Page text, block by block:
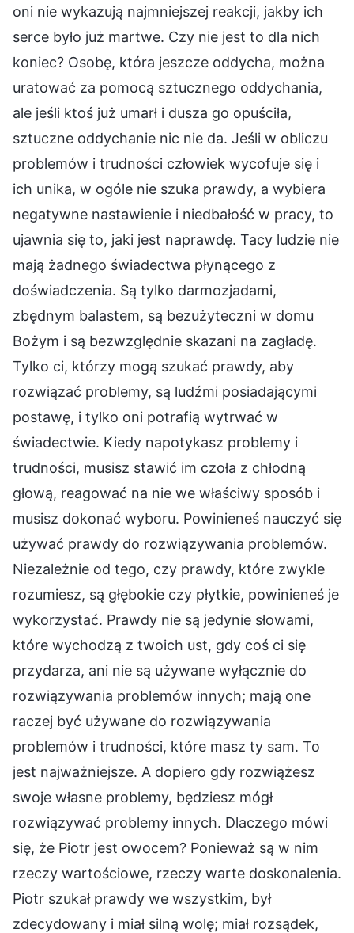
oni nie wykazują najmniejszej reakcji, jakby ich
serce było już martwe. Czy nie jest to dla nich
koniec? Osobę, która jeszcze oddycha, można
uratować za pomocą sztucznego oddychania,
ale jeśli ktoś już umarł i dusza go opuściła,
sztuczne oddychanie nic nie da. Jeśli w obliczu
problemów i trudności człowiek wycofuje się i
ich unika, w ogóle nie szuka prawdy, a wybiera
negatywne nastawienie i niedbałość w pracy, to
ujawnia się to, jaki jest naprawdę. Tacy ludzie nie
mają żadnego świadectwa płynącego z
doświadczenia. Są tylko darmozjadami,
zbędnym balastem, są bezużyteczni w domu
Bożym i są bezwzględnie skazani na zagładę.
Tylko ci, którzy mogą szukać prawdy, aby
rozwiązać problemy, są ludźmi posiadającymi
postawę, i tylko oni potrafią wytrwać w
świadectwie. Kiedy napotykasz problemy i
trudności, musisz stawić im czoła z chłodną
głową, reagować na nie we właściwy sposób i
musisz dokonać wyboru. Powinieneś nauczyć się
używać prawdy do rozwiązywania problemów.
Niezależnie od tego, czy prawdy, które zwykle
rozumiesz, są głębokie czy płytkie, powinieneś je
wykorzystać. Prawdy nie są jedynie słowami,
które wychodzą z twoich ust, gdy coś ci się
przydarza, ani nie są używane wyłącznie do
rozwiązywania problemów innych; mają one
raczej być używane do rozwiązywania
problemów i trudności, które masz ty sam. To
jest najważniejsze. A dopiero gdy rozwiążesz
swoje własne problemy, będziesz mógł
rozwiązywać problemy innych. Dlaczego mówi
się, że Piotr jest owocem? Ponieważ są w nim
rzeczy wartościowe, rzeczy warte doskonalenia.
Piotr szukał prawdy we wszystkim, był
zdecydowany i miał silną wolę; miał rozsądek,